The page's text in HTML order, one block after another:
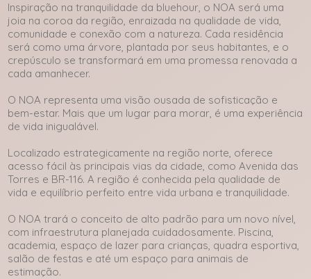
Inspiração na tranquilidade da bluehour, o NOA será uma
joia na coroa da região, enraizada na qualidade de vida,
comunidade e conexão com a natureza. Cada residência
será como uma árvore, plantada por seus habitantes, e o
crepúsculo se transformará em uma promessa renovada a
cada amanhecer.
O NOA representa uma visão ousada de sofisticação e
bem-estar. Mais que um lugar para morar, é uma experiência
de vida inigualável.
Localizado estrategicamente na região norte, oferece
acesso fácil às principais vias da cidade, como Avenida das
Torres e BR-116. A região é conhecida pela qualidade de
vida e equilíbrio perfeito entre vida urbana e tranquilidade.
O NOA trará o conceito de alto padrão para um novo nível,
com infraestrutura planejada cuidadosamente. Piscina,
academia, espaço de lazer para crianças, quadra esportiva,
salão de festas e até um espaço para animais de
estimação.